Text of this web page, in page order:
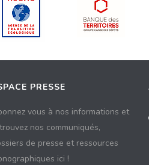
PRESSE
vous à nos informations et
nos communiqués,
de presse et ressources
ici !